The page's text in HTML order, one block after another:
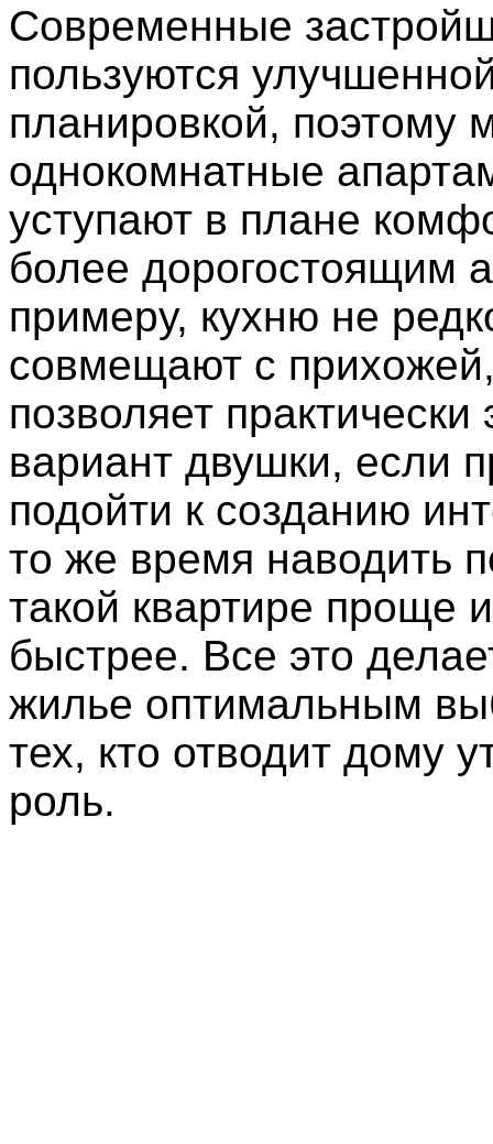
Современные
пользуются
планировкой, поэтому
однокомнатные
уступают в плане
более дорогостоящим
примеру, кухню не
совмещают с прихожей,
позволяет практически
вариант двушки, если
подойти к созданию
то же время наводить
такой квартире проще
быстрее. Все это
жилье оптимальным
тех, кто отводит дому
роль.